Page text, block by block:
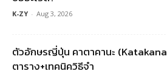
K-ZY - Aug 3, 2026
ตัวอักษรญี่ปุ่น คาตาคานะ
ตาราง+เทคนิควิธีจำ